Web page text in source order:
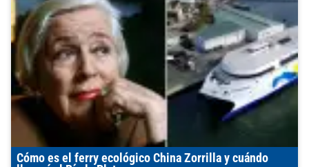
Cómo es el ferry ecológico China Zorrilla y cuándo